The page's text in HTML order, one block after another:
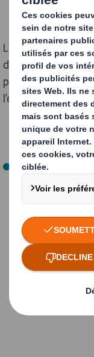
L’empreinte
des indicateurs
pays ou d’une
l’environnement,
L’empreinte
écologique,
(exprimées en
produire les
consomme et
cette
ressources